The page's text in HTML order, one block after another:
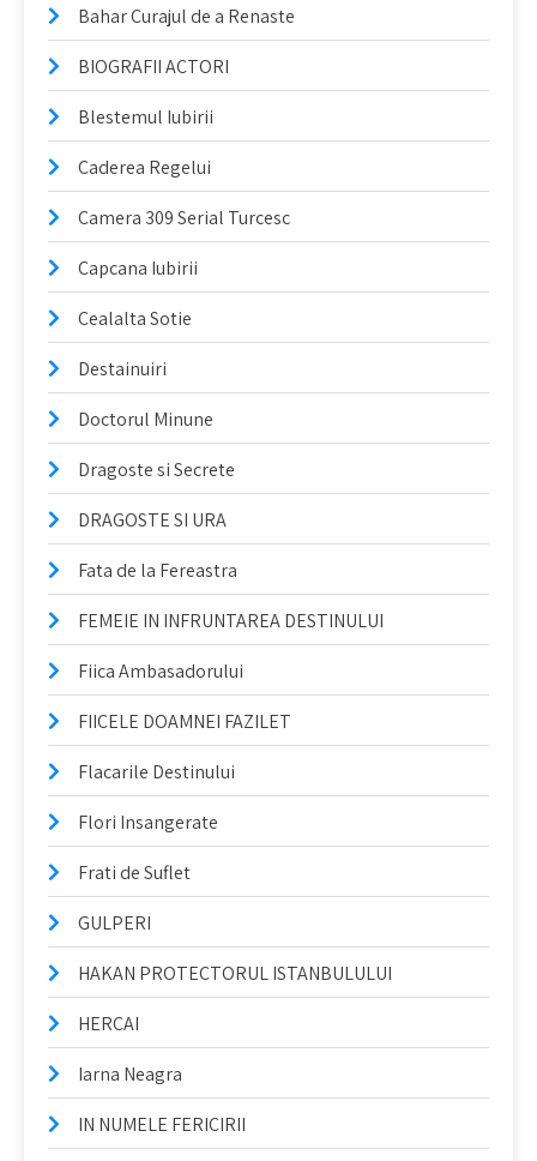
Bahar Curajul de a Renaste
BIOGRAFII ACTORI
Blestemul Iubirii
Caderea Regelui
Camera 309 Serial Turcesc
Capcana Iubirii
Cealalta Sotie
Destainuiri
Doctorul Minune
Dragoste si Secrete
DRAGOSTE SI URA
Fata de la Fereastra
FEMEIE IN INFRUNTAREA DESTINULUI
Fiica Ambasadorului
FIICELE DOAMNEI FAZILET
Flacarile Destinului
Flori Insangerate
Frati de Suflet
GULPERI
HAKAN PROTECTORUL ISTANBULULUI
HERCAI
Iarna Neagra
IN NUMELE FERICIRII